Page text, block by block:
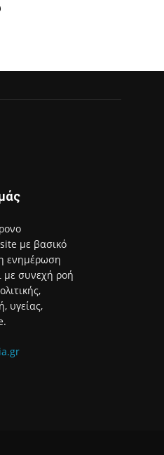
με βασικό
ενημέρωση
με συνεχή ροή
υγείας,